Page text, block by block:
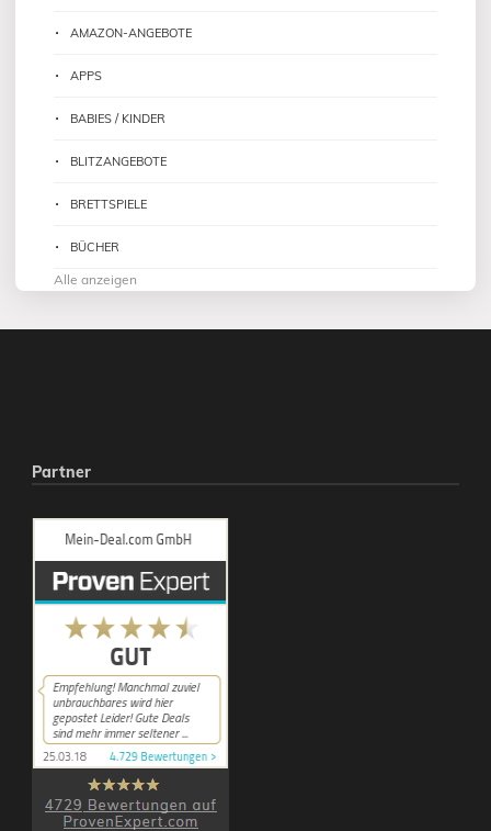
AMAZON-ANGEBOTE
APPS
BABIES / KINDER
BLITZANGEBOTE
BRETTSPIELE
BÜCHER
Alle anzeigen
Partner